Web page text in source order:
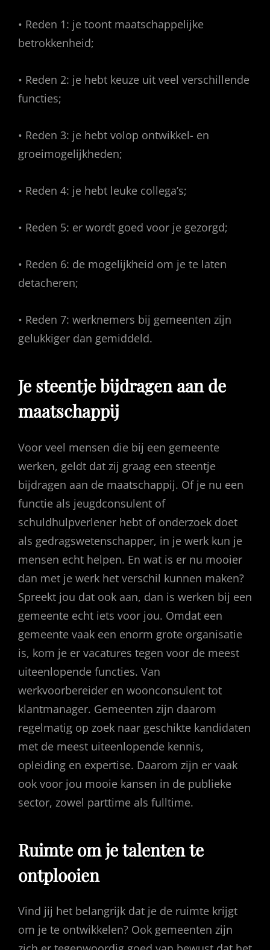
• Reden 1: je toont maatschappelijke
betrokkenheid;
• Reden 2: je hebt keuze uit veel verschillende
functies;
• Reden 3: je hebt volop ontwikkel- en
groeimogelijkheden;
• Reden 4: je hebt leuke collega’s;
• Reden 5: er wordt goed voor je gezorgd;
• Reden 6: de mogelijkheid om je te laten
detacheren;
• Reden 7: werknemers bij gemeenten zijn
gelukkiger dan gemiddeld.
Je steentje bijdragen aan de
maatschappij
Voor veel mensen die bij een gemeente
werken, geldt dat zij graag een steentje
bijdragen aan de maatschappij. Of je nu een
functie als jeugdconsulent of
schuldhulpverlener hebt of onderzoek doet
als gedragswetenschapper, in je werk kun je
mensen echt helpen. En wat is er nu mooier
dan met je werk het verschil kunnen maken?
Spreekt jou dat ook aan, dan is werken bij een
gemeente echt iets voor jou. Omdat een
gemeente vaak een enorm grote organisatie
is, kom je er vacatures tegen voor de meest
uiteenlopende functies. Van
werkvoorbereider en woonconsulent tot
klantmanager. Gemeenten zijn daarom
regelmatig op zoek naar geschikte kandidaten
met de meest uiteenlopende kennis,
opleiding en expertise. Daarom zijn er vaak
ook voor jou mooie kansen in de publieke
sector, zowel parttime als fulltime.
Ruimte om je talenten te
ontplooien
Vind jij het belangrijk dat je de ruimte krijgt
om je te ontwikkelen? Ook gemeenten zijn